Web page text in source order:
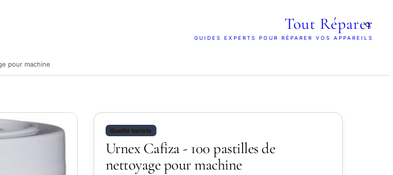
Tout Réparer
GUIDES EXPERTS POUR RÉPARER VOS APPAREILS
pour machine
Qualité barista
Urnex Cafiza - 100 pastilles de
nettoyage pour machine